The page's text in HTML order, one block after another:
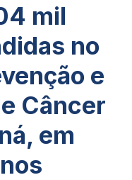
mil
no
e
Câncer
em